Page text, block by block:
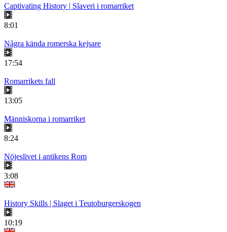
Captivating History | Slaveri i romarriket
8:01
Några kända romerska kejsare
17:54
Romarrikets fall
13:05
Människorna i romarriket
8:24
Nöjeslivet i antikens Rom
3:08
History Skills | Slaget i Teutoburgerskogen
10:19